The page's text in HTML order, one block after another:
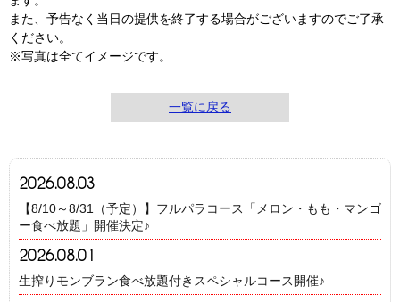
2026.08.03
【8/10～8/31（予定）】フルパラコース「メロン・もも・マンゴ
ー食べ放題」開催決定♪
2026.08.01
生搾りモンブラン食べ放題付きスペシャルコース開催♪
また、予告なく当日の提供を終了する場合がございますのでご了承
ください。
※写真は全てイメージです。
一覧に戻る